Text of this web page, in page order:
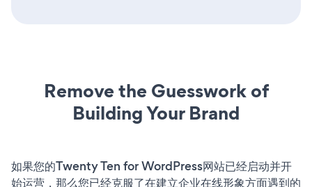
Remove the Guesswork of
Building Your Brand
如果您的Twenty Ten for WordPress网站已经启动并开
始运营，那么您已经克服了在建立企业在线形象方面遇到的